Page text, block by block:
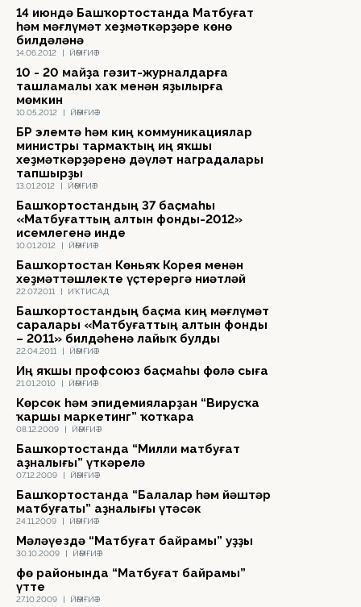
14.06.2012 | ЙӘМҒИӘТ
14 июндә Башҡортостанда Матбуғат
һәм мәғлүмәт хеҙмәткәрҙәре көнө
билдәләнә
10.05.2012 | ЙӘМҒИӘТ
10 - 20 майҙа гәзит-журналдарға
ташламалы хаҡ менән яҙылырға
мөмкин
13.01.2012 | ЙӘМҒИӘТ
БР элемтә һәм киң коммуникациялар
министры тармаҡтың иң яҡшы
хеҙмәткәрҙәренә дәүләт наградалары
тапшырҙы
10.01.2012 | ЙӘМҒИӘТ
Башҡортостандың 37 баҫмаһы
«Матбуғаттың алтын фонды-2012»
исемлегенә инде
22.07.2011 | ИҠТИСАД
Башҡортостан Көньяҡ Корея менән
хеҙмәттәшлекте үҫтерергә ниәтләй
22.04.2011 | ЙӘМҒИӘТ
Башҡортостандың баҫма киң мәғлүмәт
саралары «Матбуғаттың алтын фонды
– 2011» билдәһенә лайыҡ булды
21.01.2010 | ЙӘМҒИӘТ
Иң яҡшы профсоюз баҫмаһы Өфөлә сыға
08.12.2009 | ЙӘМҒИӘТ
Көрсөк һәм эпидемияларҙан “Вирусҡа
ҡаршы маркетинг” ҡотҡара
07.12.2009 | ЙӘМҒИӘТ
Башҡортостанда “Милли матбуғат
аҙналығы” үткәрелә
24.11.2009 | ЙӘМҒИӘТ
Башҡортостанда “Балалар һәм йәштәр
матбуғаты” аҙналығы үтәсәк
30.10.2009 | ЙӘМҒИӘТ
Мәләүездә “Матбуғат байрамы” уҙҙы
27.10.2009 | ЙӘМҒИӘТ
Өфө районында “Матбуғат байрамы”
үтте